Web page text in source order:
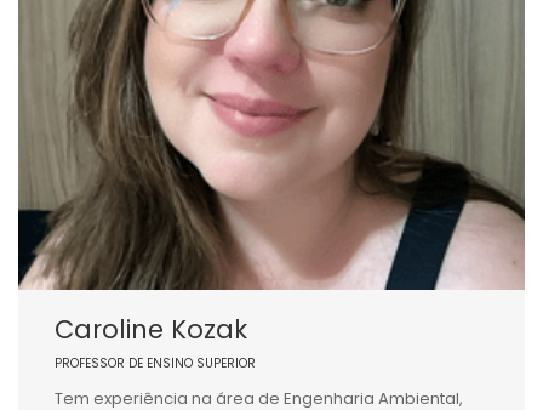
Caroline Kozak
PROFESSOR DE ENSINO SUPERIOR
Tem experiência na área de Engenharia Ambiental,